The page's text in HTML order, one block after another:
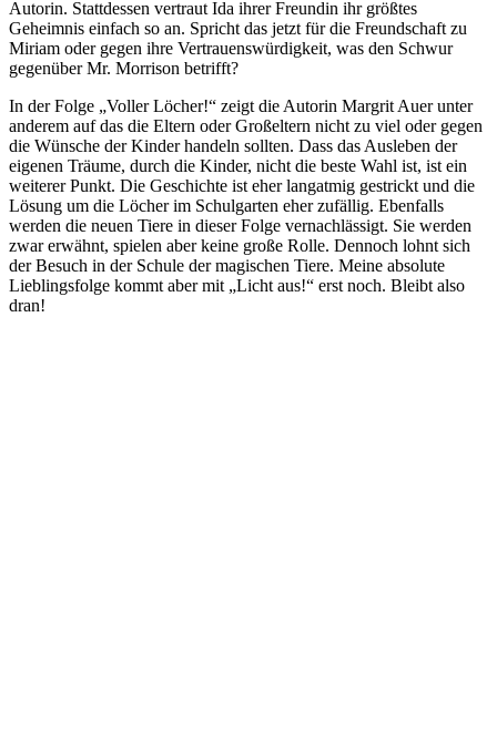
Autorin. Stattdessen vertraut Ida ihrer Freundin ihr größtes
Geheimnis einfach so an. Spricht das jetzt für die Freundschaft zu
Miriam oder gegen ihre Vertrauenswürdigkeit, was den Schwur
gegenüber Mr. Morrison betrifft?
In der Folge „Voller Löcher!“ zeigt die Autorin Margrit Auer unter
anderem auf das die Eltern oder Großeltern nicht zu viel oder gegen
die Wünsche der Kinder handeln sollten. Dass das Ausleben der
eigenen Träume, durch die Kinder, nicht die beste Wahl ist, ist ein
weiterer Punkt. Die Geschichte ist eher langatmig gestrickt und die
Lösung um die Löcher im Schulgarten eher zufällig. Ebenfalls
werden die neuen Tiere in dieser Folge vernachlässigt. Sie werden
zwar erwähnt, spielen aber keine große Rolle. Dennoch lohnt sich
der Besuch in der Schule der magischen Tiere. Meine absolute
Lieblingsfolge kommt aber mit „Licht aus!“ erst noch. Bleibt also
dran!